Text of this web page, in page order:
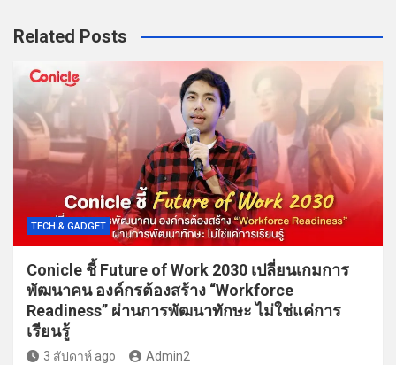
Related Posts
TECH & GADGET
Conicle ชี้ Future of Work 2030 เปลี่ยนเกมการ
พัฒนาคน องค์กรต้องสร้าง “Workforce
Readiness” ผ่านการพัฒนาทักษะ ไม่ใช่แค่การ
เรียนรู้
3 สัปดาห์ ago Admin2